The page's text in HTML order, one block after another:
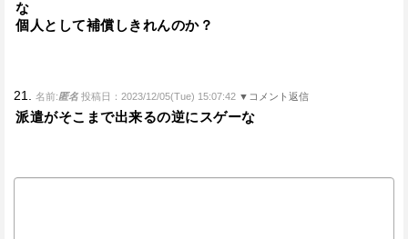
な
個人として補償しきれんのか？
21. 名前:匿名 投稿日：2023/12/05(Tue) 15:07:42 ▼コメント返信
派遣がそこまで出来るの逆にスゲーな